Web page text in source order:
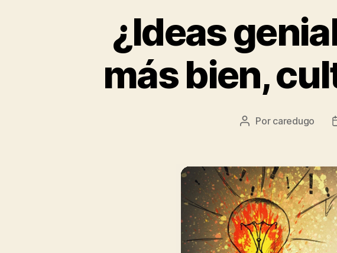
¿Ideas
más bien,
Por caredugo